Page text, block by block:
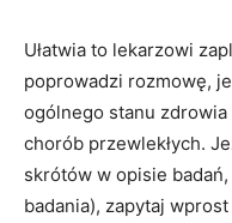
Ułatwia to lekarzowi
poprowadzi rozmowę,
ogólnego stanu
chorób przewlekłych.
skrótów w opisie
badania), zapytaj